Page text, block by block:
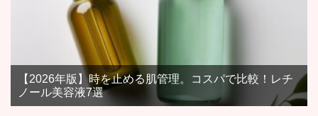
【2026年版】時を止める肌管理。コスパで比較！レチ
ノール美容液7選